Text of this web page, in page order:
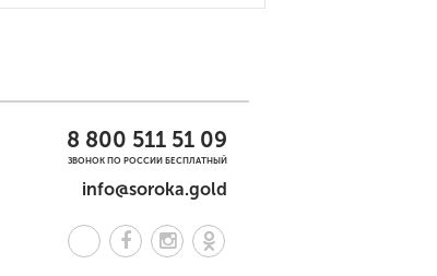
8 800 511 51 09
ЗВОНОК ПО РОССИИ БЕСПЛАТНЫЙ
info@soroka.gold